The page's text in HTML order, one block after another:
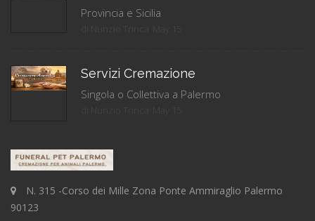
Provincia e Sicilia
Servizi Cremazione
Singola o Collettiva a Palermo
N. 315 -Corso dei Mille Zona Ponte Ammiraglio Palermo
90123